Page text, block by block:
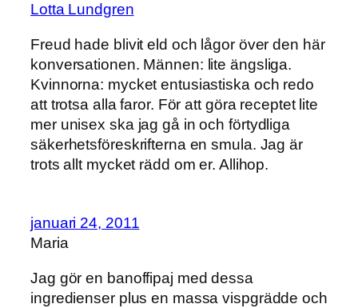
Lotta Lundgren
Freud hade blivit eld och lågor över den här
konversationen. Männen: lite ängsliga.
Kvinnorna: mycket entusiastiska och redo
att trotsa alla faror. För att göra receptet lite
mer unisex ska jag gå in och förtydliga
säkerhetsföreskrifterna en smula. Jag är
trots allt mycket rädd om er. Allihop.
januari 24, 2011
Maria
Jag gör en banoffipaj med dessa
ingredienser plus en massa vispgrädde och